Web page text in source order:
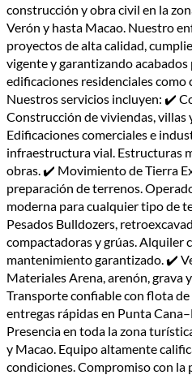
construcción y obra civil en la
Verón y hasta Macao. Nuestro
proyectos de alta calidad,
vigente y garantizando
edificaciones residenciales como
Nuestros servicios incluyen: ✔️
Construcción de viviendas,
Edificaciones comerciales e
infraestructura vial. Estructuras
obras. ✔️ Movimiento de Tierra
preparación de terrenos.
moderna para cualquier tipo de
Pesados Bulldozers,
compactadoras y grúas. Alquiler
mantenimiento garantizado. ✔️
Materiales Arena, arenón, grava
Transporte confiable con flota
entregas rápidas en Punta
Presencia en toda la zona
y Macao. Equipo altamente
condiciones. Compromiso con la